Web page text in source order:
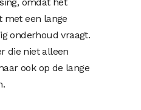
een lange
onderhoud vraagt.
die niet alleen
ook op de lange